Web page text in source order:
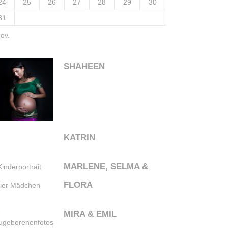
25 26 27 28 29
30
SHAHEEN
KATRIN
MARLENE, SELMA &
FLORA
MIRA & EMIL